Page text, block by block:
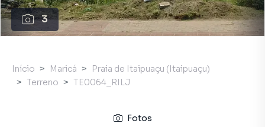
3
Início Maricá
Praia de Itaipuaçu (Itaipuaçu)
Terreno
TE0064_RILJ
Fotos